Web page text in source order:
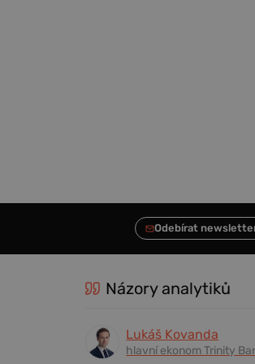
Názory analytiků
Lukáš Kovanda
hlavní ekonom Trinity